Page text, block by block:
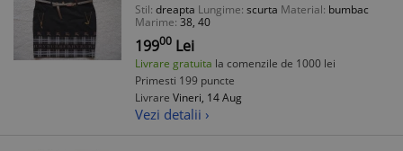
Stil: dreapta Lungime: scurta Material: bumbac
Marime: 38, 40
19900 Lei
Livrare gratuita la comenzile de 1000 lei
Primesti 199 puncte
Livrare Vineri, 14 Aug
Vezi detalii ›